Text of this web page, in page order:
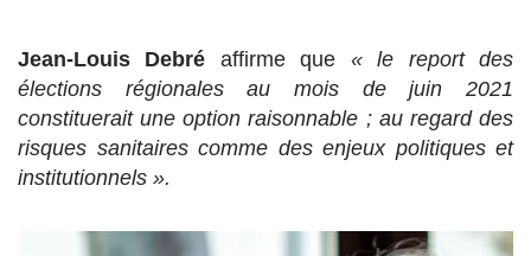
Jean-Louis Debré affirme que « le report des
élections régionales au mois de juin 2021
constituerait une option raisonnable ; au regard des
risques sanitaires comme des enjeux politiques et
institutionnels ».